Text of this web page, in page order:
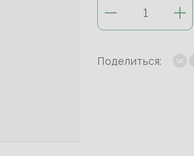
Поделиться: